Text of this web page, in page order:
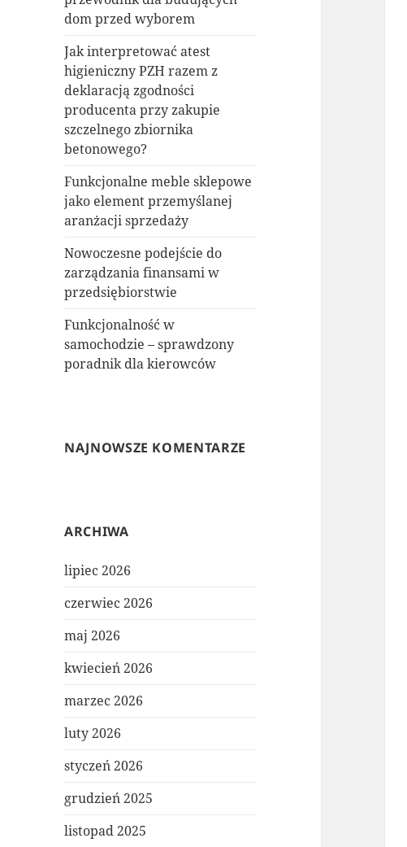
dom przed wyborem
Jak interpretować atest
higieniczny PZH razem z
deklaracją zgodności
producenta przy zakupie
szczelnego zbiornika
betonowego?
Funkcjonalne meble sklepowe
jako element przemyślanej
aranżacji sprzedaży
Nowoczesne podejście do
zarządzania finansami w
przedsiębiorstwie
Funkcjonalność w
samochodzie – sprawdzony
poradnik dla kierowców
NAJNOWSZE KOMENTARZE
ARCHIWA
lipiec 2026
czerwiec 2026
maj 2026
kwiecień 2026
marzec 2026
luty 2026
styczeń 2026
grudzień 2025
listopad 2025